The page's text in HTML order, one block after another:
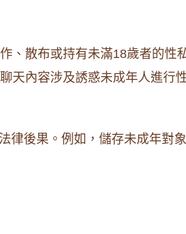
、散布或持有未滿18歲者的性
天內容涉及誘惑未成年人進行
律後果。例如，儲存未成年對